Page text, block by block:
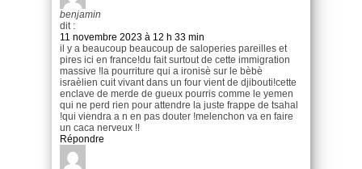
benjamin
dit :
11 novembre 2023 à 12 h 33 min
il y a beaucoup beaucoup de saloperies pareilles et
pires ici en france!du fait surtout de cette immigration
massive !la pourriture qui a ironisè sur le bèbè
israèlien cuit vivant dans un four vient de djibouti!cette
enclave de merde de gueux pourris comme le yemen
qui ne perd rien pour attendre la juste frappe de tsahal
!qui viendra a n en pas douter !melenchon va en faire
un caca nerveux !!
Répondre